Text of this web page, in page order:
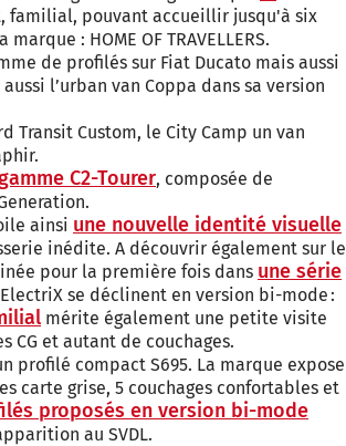
familial, pouvant accueillir jusqu'à six
: HOME OF TRAVELLERS.
de profilés sur Fiat Ducato mais aussi
l’urban van Coppa dans sa version
Transit Custom, le City Camp un van
C2-Tourer, composée de
ainsi une nouvelle identité visuelle
inédite. A découvrir également sur le
pour la première fois dans une série
ElectriX se déclinent en version bi-mode :
mérite également une petite visite
CG et autant de couchages.
profilé compact S695. La marque expose
carte grise, 5 couchages confortables et
proposés en version bi-mode
au SVDL.